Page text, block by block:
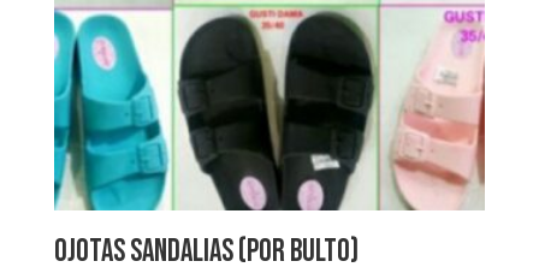
ojotas sandalias (por bulto)